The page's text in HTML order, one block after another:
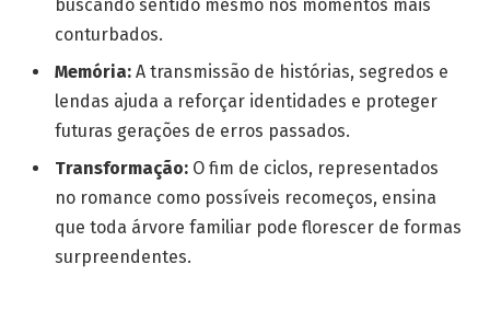
buscando sentido mesmo nos momentos mais
conturbados.
Memória: A transmissão de histórias, segredos e
lendas ajuda a reforçar identidades e proteger
futuras gerações de erros passados.
Transformação: O fim de ciclos, representados
no romance como possíveis recomeços, ensina
que toda árvore familiar pode florescer de formas
surpreendentes.